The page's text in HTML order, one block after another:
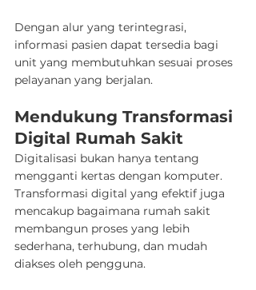
Dengan alur yang terintegrasi,
informasi pasien dapat tersedia bagi
unit yang membutuhkan sesuai proses
pelayanan yang berjalan.
Mendukung Transformasi
Digital Rumah Sakit
Digitalisasi bukan hanya tentang
mengganti kertas dengan komputer.
Transformasi digital yang efektif juga
mencakup bagaimana rumah sakit
membangun proses yang lebih
sederhana, terhubung, dan mudah
diakses oleh pengguna.